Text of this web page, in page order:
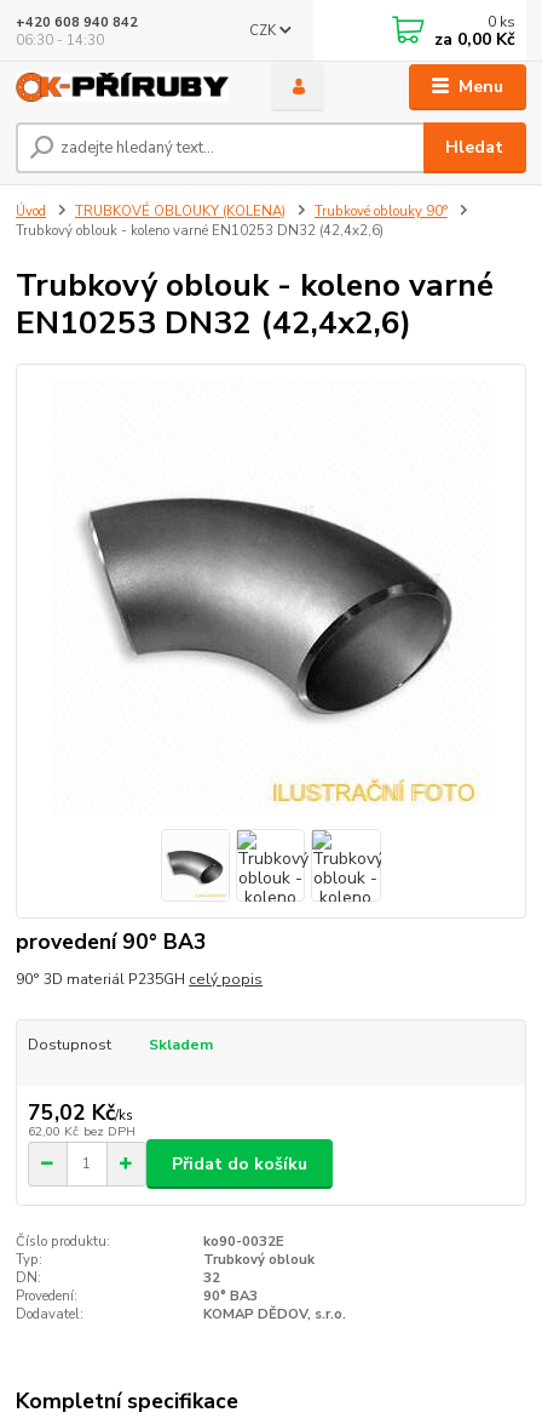
Menu
CZK
Hledat
+420 608 940 842
06:30 - 14:30
0 ks
za 0,00 Kč
Úvod TRUBKOVÉ OBLOUKY (KOLENA)
Trubkové oblouky 90°
Trubkový oblouk - koleno varné EN10253 DN32 (42,4x2,6)
Trubkový oblouk - koleno varné
EN10253 DN32 (42,4x2,6)
provedení 90° BA3
90° 3D materiál P235GH celý popis
Dostupnost Skladem
75,02 Kč/ks
62,00 Kč bez DPH
Přidat do košíku
Číslo produktu:
ko90-0032E
Typ:
Trubkový oblouk
DN:
32
Provedení:
90° BA3
Dodavatel:
KOMAP DĚDOV, s.r.o.
Kompletní specifikace